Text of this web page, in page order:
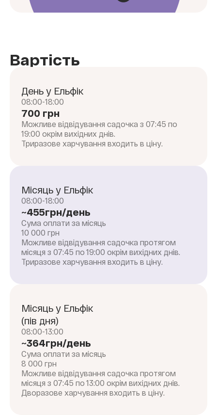
Вартість
День у Ельфік
08:00-18:00
700 грн
Можливе відвідування садочка з 07:45 по
19:00 окрім вихідних днів.
Триразове харчування входить в ціну.
Місяць у Ельфік
08:00-18:00
~455грн/день
Сума оплати за місяць
10 000 грн
Можливе відвідування садочка протягом
місяця з 07:45 по 19:00 окрім вихідних днів.
Триразове харчування входить в ціну.
Місяць у Ельфік
(пів дня)
08:00-13:00
~364грн/день
Сума оплати за місяць
8 000 грн
Можливе відвідування садочка протягом
місяця з 07:45 по 13:00 окрім вихідних днів.
Дворазове харчування входить в ціну.